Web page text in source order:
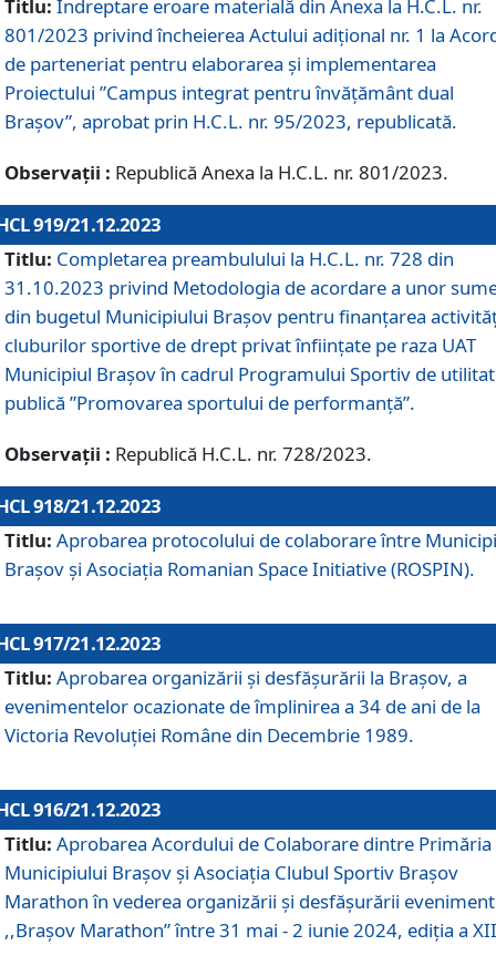
Titlu: Îndreptare eroare materială din Anexa la H.C.L. nr.
801/2023 privind încheierea Actului adițional nr. 1 la
de parteneriat pentru elaborarea și implementarea
Proiectului ”Campus integrat pentru învățământ dual
Brașov”, aprobat prin H.C.L. nr. 95/2023, republicată.
Observații : Republică Anexa la H.C.L. nr. 801/2023.
919/21.12.2023
Titlu: Completarea preambulului la H.C.L. nr. 728 din
31.10.2023 privind Metodologia de acordare a unor
din bugetul Municipiului Brașov pentru finanțarea
cluburilor sportive de drept privat înființate pe raza UAT
Municipiul Brașov în cadrul Programului Sportiv de
publică ”Promovarea sportului de performanță”.
Observații : Republică H.C.L. nr. 728/2023.
918/21.12.2023
Titlu: Aprobarea protocolului de colaborare între
Brașov și Asociația Romanian Space Initiative (ROSPIN).
917/21.12.2023
Titlu: Aprobarea organizării şi desfăşurării la Braşov, a
evenimentelor ocazionate de împlinirea a 34 de ani de la
Victoria Revoluţiei Române din Decembrie 1989.
916/21.12.2023
Titlu: Aprobarea Acordului de Colaborare dintre Primăria
Municipiului Brașov și Asociația Clubul Sportiv Brașov
Marathon în vederea organizării și desfășurării
,,Brașov Marathon” între 31 mai - 2 iunie 2024, ediția a